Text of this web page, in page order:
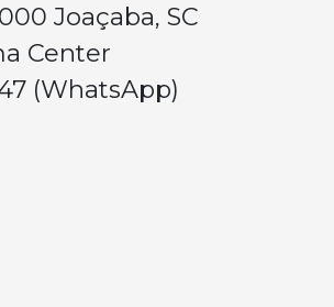
Joaçaba, SC
Center
(WhatsApp)